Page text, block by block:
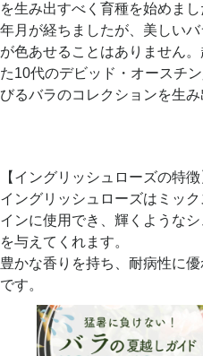
を生み出すべく育種を始めま
年月が経ちましたが、美しい
が色あせることはありません
た10代のデビッド・オースチ
びるバラのコレクションを生み
【イングリッシュローズの特徴
イングリッシュローズはミッ
インに使用でき、輝くような
を与えてくれます。
豊かな香りを持ち、耐病性に
です。